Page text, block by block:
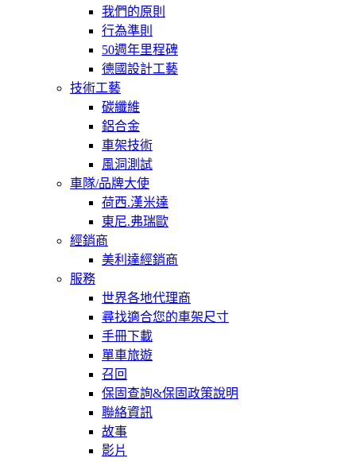
我們的原則
行為準則
50週年里程碑
德國設計工藝
技術工藝
碳纖維
鋁合金
車架技術
風洞測試
車隊/品牌大使
荷西.漢米達
東尼.弗瑞歐
經銷商
美利達經銷商
服務
世界各地代理商
尋找適合您的車架尺寸
手冊下載
單車旅遊
召回
保固查詢&保固政策說明
聯絡資訊
故事
影片